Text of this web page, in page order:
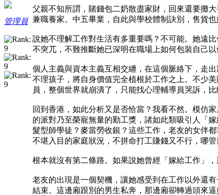
管理員
父親不知所謂，賭錢包二奶散盡家財，回來還要攤
兼職養家。中五畢業，自此與學校體制訣別，售貨
說她不理解工作對生活有多重要嗎？不可能。她遠
不突兀，不難推斷她已深明在職場上如何包裝自己
個人主義與資本主義互相交纏，在這個脈絡下，走
不理孩子，將自身價值完全植根於工作之上。不少
員，整個世界就崩潰了，只能找心理輔導員哭訴，
回到香港，如此分析又是否恰當？我看不然。模仿
的派對乃至榮寵無量的勤工獎，諸如此類吸引人「
髮型師學徒？麥當勞收銀？這些工作，老友的女伴
不堪入目的家庭狀況，不拼命打工賺錢又不行，哪管
根本就沒有第二條路。如果說她曾經「嫁給工作」，
老友的出現是一個契機，讓她感受到在工作以外還
結束。這邊廂跟別的男生私奔，那邊廂卻轉過頭來